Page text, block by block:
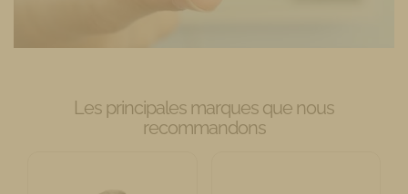
Les principales marques que nous
recommandons